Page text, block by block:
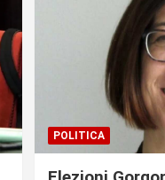
POLITICA